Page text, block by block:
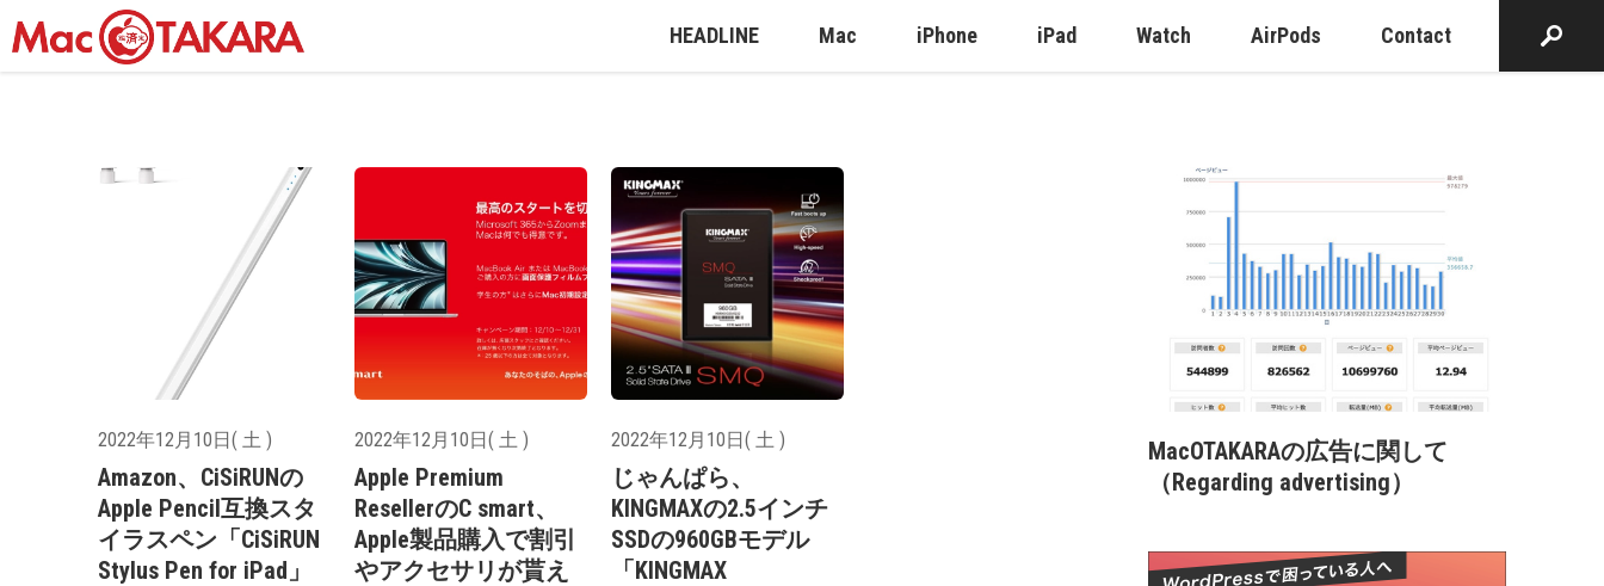
HEADLINE Mac iPhone iPad Watch AirPods Contact
2022年12月10日( 土 )
Amazon、‎CiSiRUNの
Apple Pencil互換スタ
イラスペン「CiSiRUN
Stylus Pen for iPad」
2022年12月10日( 土 )
Apple Premium
ResellerのC smart、
Apple製品購入で割引
やアクセサリが貰え
2022年12月10日( 土 )
じゃんぱら、
KINGMAXの2.5インチ
SSDの960GBモデル
「KINGMAX
MacOTAKARAの広告に関して
（Regarding advertising）